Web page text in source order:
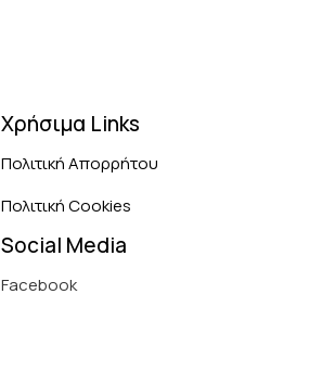
Χρήσιμα Links
Πολιτική Απορρήτου
Πολιτική Cookies
Social Media
Facebook